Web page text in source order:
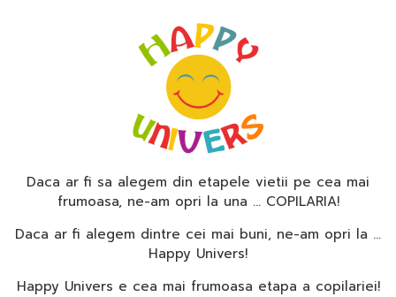
Daca ar fi sa alegem din etapele vietii pe cea mai
frumoasa, ne-am opri la una … COPILARIA!
Daca ar fi alegem dintre cei mai buni, ne-am opri la …
Happy Univers!
Happy Univers e cea mai frumoasa etapa a copilariei!